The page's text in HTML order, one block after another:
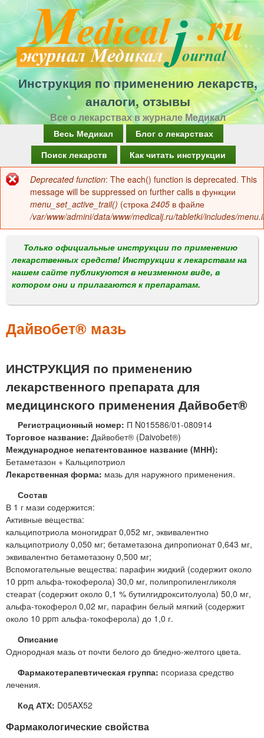
Перейти
к
основному
содержанию
Инструкция по применению лекарств,
аналоги, отзывы
Все о лекарствах в журнале Медикал
а
в
о
м
е
н
Весь Медикал
Блог о лекарствах
Поиск лекарств
Как читать инструкции
Сообщение
об
ошибке
Deprecated function: The each() function is deprecated. This
message will be suppressed on further calls в функции
menu_set_active_trail() (строка 2405 в файле
/var/www/admini/data/www/medicalj.ru/tabletki/includes/
Только официальные инструкции по применению
лекарственных средств! Инструкции к лекарствам на
нашем сайте публикуются в неизменном виде, в
котором они и прилагаются к препаратам.
Дайвобет® мазь
ИНСТРУКЦИЯ по применению
лекарственного препарата для
медицинского применения Дайвобет®
Регистрационный номер: П N015586/01-080914
Торговое название: Дайвобет® (Daivobet®)
Международное непатентованное название (МНН):
Бетаметазон + Кальципотриол
Лекарственная форма: мазь для наружного применения.
Состав
В 1 г мази содержится:
Активные вещества:
кальципотриола моногидрат 0,052 мг, эквивалентно
кальципотриолу 0,050 мг; бетаметазона дипропионат 0,643 мг,
эквивалентно бетаметазону 0,500 мг;
Вспомогательные вещества: парафин жидкий (содержит около
10 ppm альфа-токоферола) 30,0 мг, полипропиленгликоля
стеарат (содержит около 0,1 % бутилгидрокситолуола) 50,0 мг,
альфа-токоферол 0,02 мг, парафин белый мягкий (содержит
около 10 ppm альфа-токоферола) до 1,0 г.
Описание
Однородная мазь от почти белого до бледно-желтого цвета.
Фармакотерапевтическая группа: псориаза средство
лечения.
Код АТХ: D05AX52
Фармакологические свойства